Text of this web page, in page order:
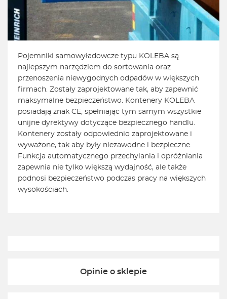
Pojemniki samowyładowcze typu KOLEBA są
najlepszym narzędziem do sortowania oraz
przenoszenia niewygodnych odpadów w większych
firmach. Zostały zaprojektowane tak, aby zapewnić
maksymalne bezpieczeństwo. Kontenery KOLEBA
posiadają znak CE, spełniając tym samym wszystkie
unijne dyrektywy dotyczące bezpiecznego handlu.
Kontenery zostały odpowiednio zaprojektowane i
wyważone, tak aby były niezawodne i bezpieczne.
Funkcja automatycznego przechylania i opróżniania
zapewnia nie tylko większą wydajność, ale także
podnosi bezpieczeństwo podczas pracy na większych
wysokościach.
Opinie o sklepie